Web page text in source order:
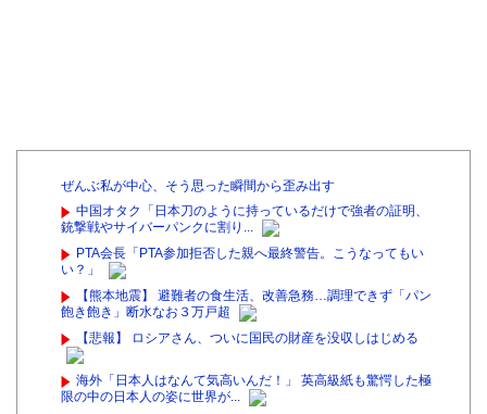
ぜんぶ私が中心、そう思った瞬間から歪み出す
中国オタク「日本刀のように持っているだけで強者の証明、
銃撃戦やサイバーパンクに割り...
PTA会長「PTA参加拒否した親へ最終警告。こうなってもい
い？」
【熊本地震】 避難者の食生活、改善急務…調理できず「パン
飽き飽き」断水なお３万戸超
【悲報】 ロシアさん、ついに国民の財産を没収しはじめる
海外「日本人はなんて気高いんだ！」 英高級紙も驚愕した極
限の中の日本人の姿に世界が...